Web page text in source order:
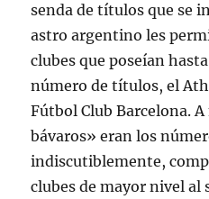
senda de títulos que se
astro argentino les
clubes que poseían
número de títulos, el
Fútbol Club Barcelona.
bávaros» eran los
indiscutiblemente,
clubes de mayor nivel